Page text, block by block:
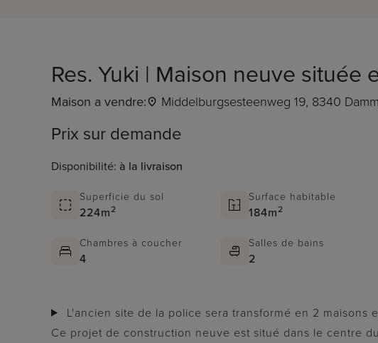
Res. Yuki | Maison neuve située
Maison a vendre: Middelburgsesteenweg 19, 8340
Prix sur demande
Disponibilité: à la livraison
Superficie du sol
224m2
Surface habitable
184m2
Chambres à coucher
4
Salles de bains
2
L'ancien site de la police sera transformé en 2 maisons
Ce projet de construction neuve est situé dans le centre